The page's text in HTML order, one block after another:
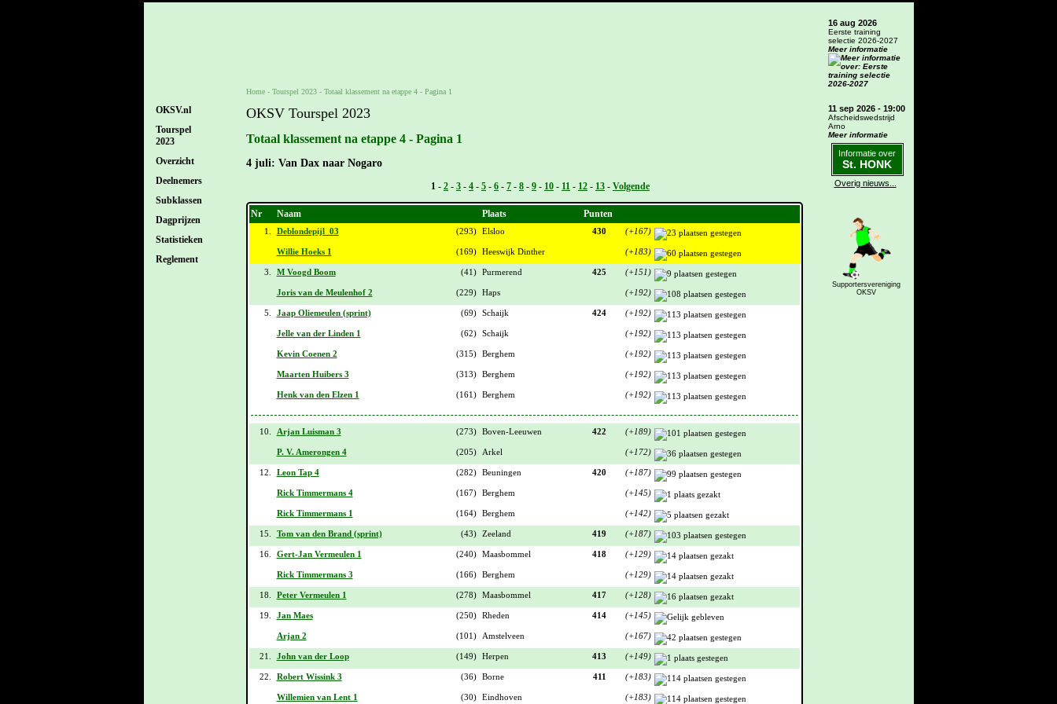
OKSV.nl
Tourspel
2023
Overzicht
Deelnemers
Subklassen
Dagprijzen
Statistieken
Reglement
Home- Tourspel 2023- Totaal klassement na etappe 4 - Pagina 1
OKSV Tourspel 2023
Totaal klassement na etappe 4 - Pagina 1
4 juli: Van Dax naar Nogaro
1 - 2 - 3 - 4 - 5 - 6 - 7 - 8 - 9 - 10 - 11 - 12 - 13 - Volgende
Nr Naam Plaats Punten
1. Deblondepijl_03 (293) Elsloo 430 (+167)
Willie Hoeks 1 (169) Heeswijk Dinther (+183)
3. M Voogd Boom (41) Purmerend 425 (+151)
Joris van de Meulenhof 2 (229) Haps (+192)
5. Jaap Oliemeulen (sprint) (69) Schaijk 424 (+192)
Jelle van der Linden 1 (62) Schaijk (+192)
Kevin Coenen 2 (315) Berghem (+192)
Maarten Huibers 3 (313) Berghem (+192)
Henk van den Elzen 1 (161) Berghem (+192)
10. Arjan Luisman 3 (273) Boven-Leeuwen 422 (+189)
P. V. Amerongen 4 (205) Arkel (+172)
12. Leon Tap 4 (282) Beuningen 420 (+187)
Rick Timmermans 4 (167) Berghem (+145)
Rick Timmermans 1 (164) Berghem (+142)
15. Tom van den Brand (sprint) (43) Zeeland 419 (+187)
16. Gert-Jan Vermeulen 1 (240) Maasbommel 418 (+129)
Rick Timmermans 3 (166) Berghem (+129)
18. Peter Vermeulen 1 (278) Maasbommel 417 (+128)
19. Jan Maes (250) Rheden 414 (+145)
Arjan 2 (101) Amstelveen (+167)
21. John van der Loop (149) Herpen 413 (+149)
22. Robert Wissink 3 (36) Borne 411 (+183)
Willemien van Lent 1 (30) Eindhoven (+183)
16 aug 2026
Eerste training
selectie 2026-2027
Meer informatie
11 sep 2026 - 19:00
Afscheidswedstrijd
Arno
Meer informatie
Informatie over
St. HONK
Overig nieuws...
Supportersvereniging
OKSV